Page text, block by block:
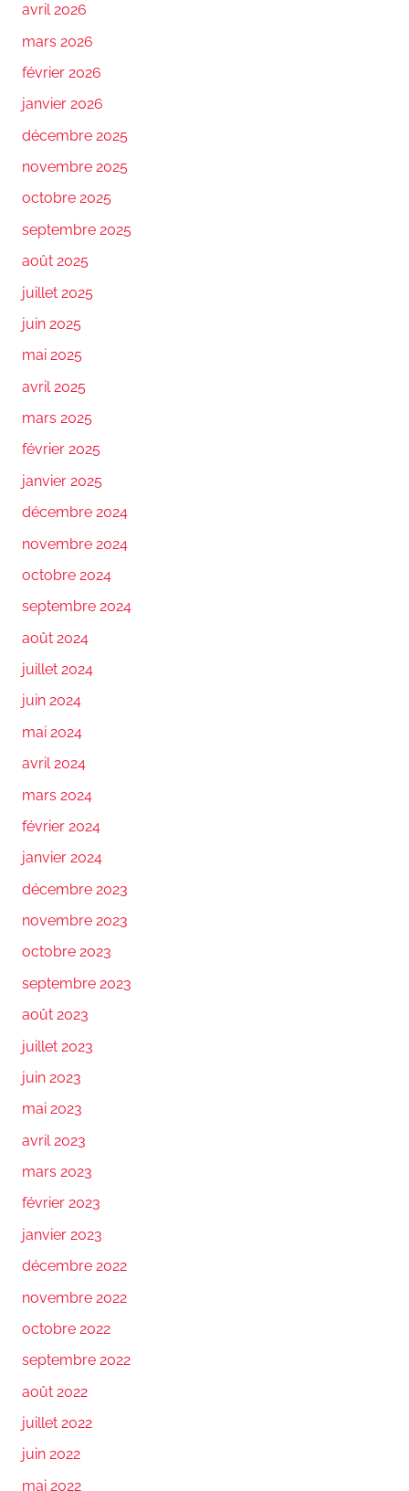
avril 2026
mars 2026
février 2026
janvier 2026
décembre 2025
novembre 2025
octobre 2025
septembre 2025
août 2025
juillet 2025
juin 2025
mai 2025
avril 2025
mars 2025
février 2025
janvier 2025
décembre 2024
novembre 2024
octobre 2024
septembre 2024
août 2024
juillet 2024
juin 2024
mai 2024
avril 2024
mars 2024
février 2024
janvier 2024
décembre 2023
novembre 2023
octobre 2023
septembre 2023
août 2023
juillet 2023
juin 2023
mai 2023
avril 2023
mars 2023
février 2023
janvier 2023
décembre 2022
novembre 2022
octobre 2022
septembre 2022
août 2022
juillet 2022
juin 2022
mai 2022